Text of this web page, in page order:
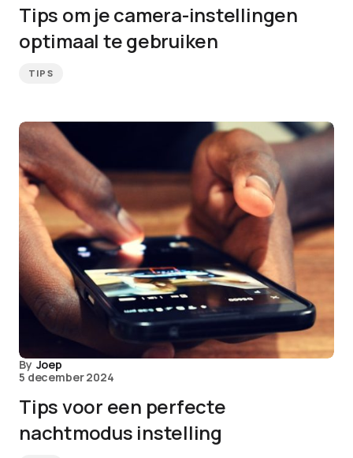
Tips om je camera-instellingen
optimaal te gebruiken
TIPS
By Joep
5 december 2024
Tips voor een perfecte
nachtmodus instelling